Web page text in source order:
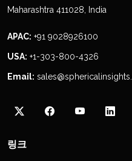
Maharashtra 411028, India
APAC: +91 9028926100
USA: +1-303-800-4326
Email:
링크